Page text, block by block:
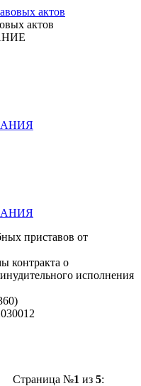
актов
приставов от
контракта о
исполнения
Страница №1 из 5: